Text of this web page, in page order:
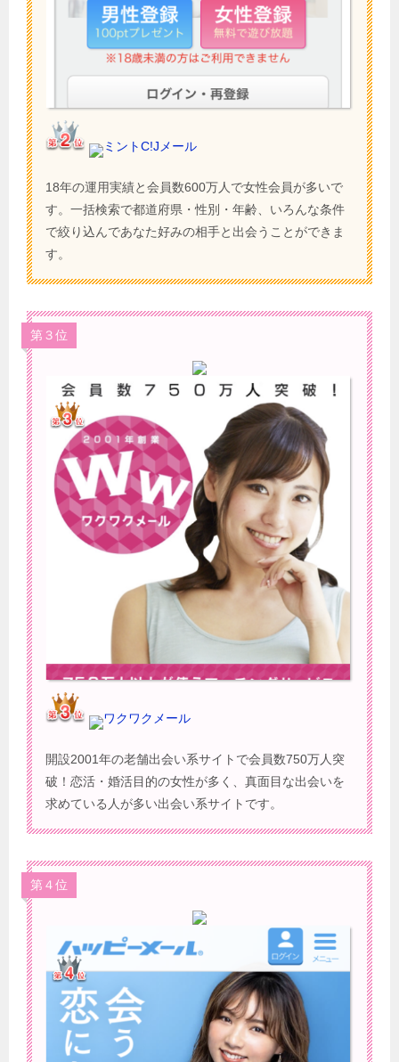
ミントC!Jメール
18年の運用実績と会員数600万人で女性会員が多いで
す。一括検索で都道府県・性別・年齢、いろんな条件
で絞り込んであなた好みの相手と出会うことができま
す。
第３位
ワクワクメール
開設2001年の老舗出会い系サイトで会員数750万人突
破！恋活・婚活目的の女性が多く、真面目な出会いを
求めている人が多い出会い系サイトです。
第４位